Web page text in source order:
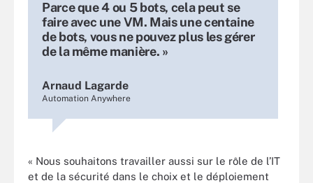
Parce que 4 ou 5 bots, cela peut se
faire avec une VM. Mais une centaine
de bots, vous ne pouvez plus les gérer
de la même manière. »
Arnaud Lagarde
Automation Anywhere
« Nous souhaitons travailler aussi sur le rôle de l’IT
et de la sécurité dans le choix et le déploiement